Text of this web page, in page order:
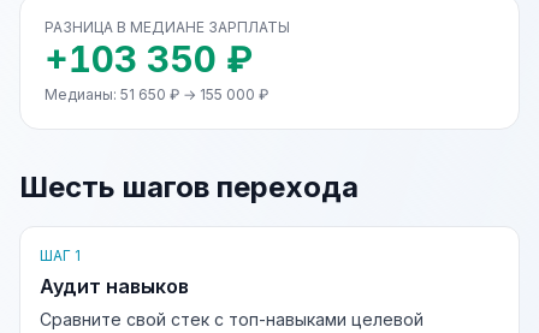
РАЗНИЦА В МЕДИАНЕ ЗАРПЛАТЫ
+103 350 ₽
Медианы: 51 650 ₽ → 155 000 ₽
Шесть шагов перехода
ШАГ 1
Аудит навыков
Сравните свой стек с топ-навыками целевой